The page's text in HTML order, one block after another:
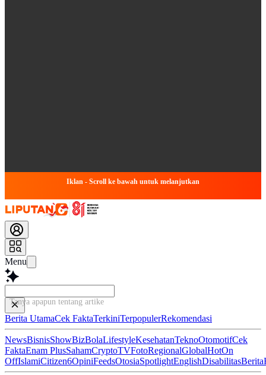
Iklan - Scroll ke bawah untuk melanjutkan
Menu
Tanya apapun tentang artikel ini..
Berita UtamaCek FaktaTerkiniTerpopulerRekomendasi
NewsBisnisShowBizBolaLifestyleKesehatanTeknoOtomotifCek
FaktaEnam PlusSahamCryptoTVFotoRegionalGlobalHotOn
OffIslamiCitizen6OpiniFeedsOtosiaSpotlightEnglishDisabilitasBerita